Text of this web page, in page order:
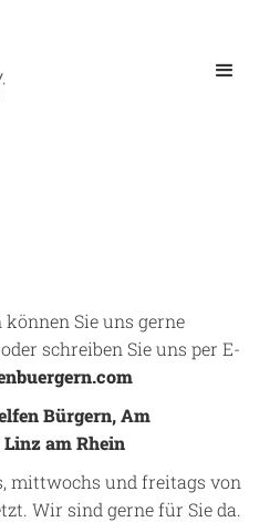
können Sie uns gerne
oder schreiben Sie uns per E-
Bürgern, Am
am Rhein
mittwochs und freitags von
Wir sind gerne für Sie da.